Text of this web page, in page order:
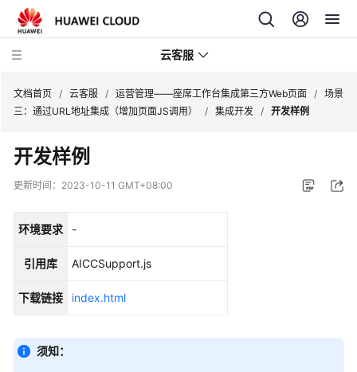
云客服
产
品
介
快
入
户
指
文档首页 / 云客服 / 运营管理——座席工作台集成第三方Web页面 / 场景
三：通过URL地址集成（增加页面JS调用）
/ 集成开发 / 开发样例
开发样例
更新时间： 2023-10-11 GMT+08:00
环境要求 -
引用库 AICCSupport.js
下载链接 index.html
须知：